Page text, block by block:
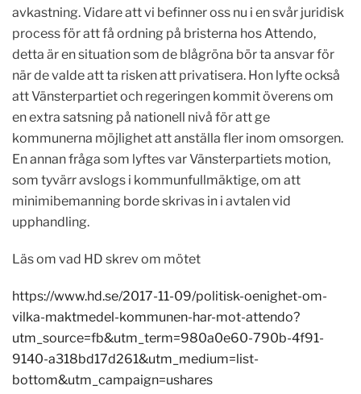
avkastning. Vidare att vi befinner oss nu i en svår juridisk
process för att få ordning på bristerna hos Attendo,
detta är en situation som de blågröna bör ta ansvar för
när de valde att ta risken att privatisera. Hon lyfte också
att Vänsterpartiet och regeringen kommit överens om
en extra satsning på nationell nivå för att ge
kommunerna möjlighet att anställa fler inom omsorgen.
En annan fråga som lyftes var Vänsterpartiets motion,
som tyvärr avslogs i kommunfullmäktige, om att
minimibemanning borde skrivas in i avtalen vid
upphandling.
Läs om vad HD skrev om mötet
https://www.hd.se/2017-11-09/politisk-oenighet-om-
vilka-maktmedel-kommunen-har-mot-attendo?
utm_source=fb&utm_term=980a0e60-790b-4f91-
9140-a318bd17d261&utm_medium=list-
bottom&utm_campaign=ushares